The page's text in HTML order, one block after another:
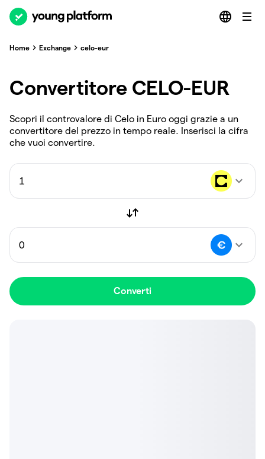
Home Exchange celo-eur
Convertitore CELO-EUR
Scopri il controvalore di Celo in Euro oggi grazie a un
convertitore del prezzo in tempo reale. Inserisci la cifra
che vuoi convertire.
Converti